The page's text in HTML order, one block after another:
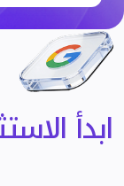
ابدأ